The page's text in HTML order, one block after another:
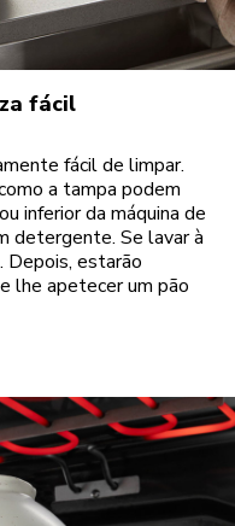
fácil
fácil de limpar.
a tampa podem
inferior da máquina de
detergente. Se lavar à
Depois, estarão
lhe apetecer um pão